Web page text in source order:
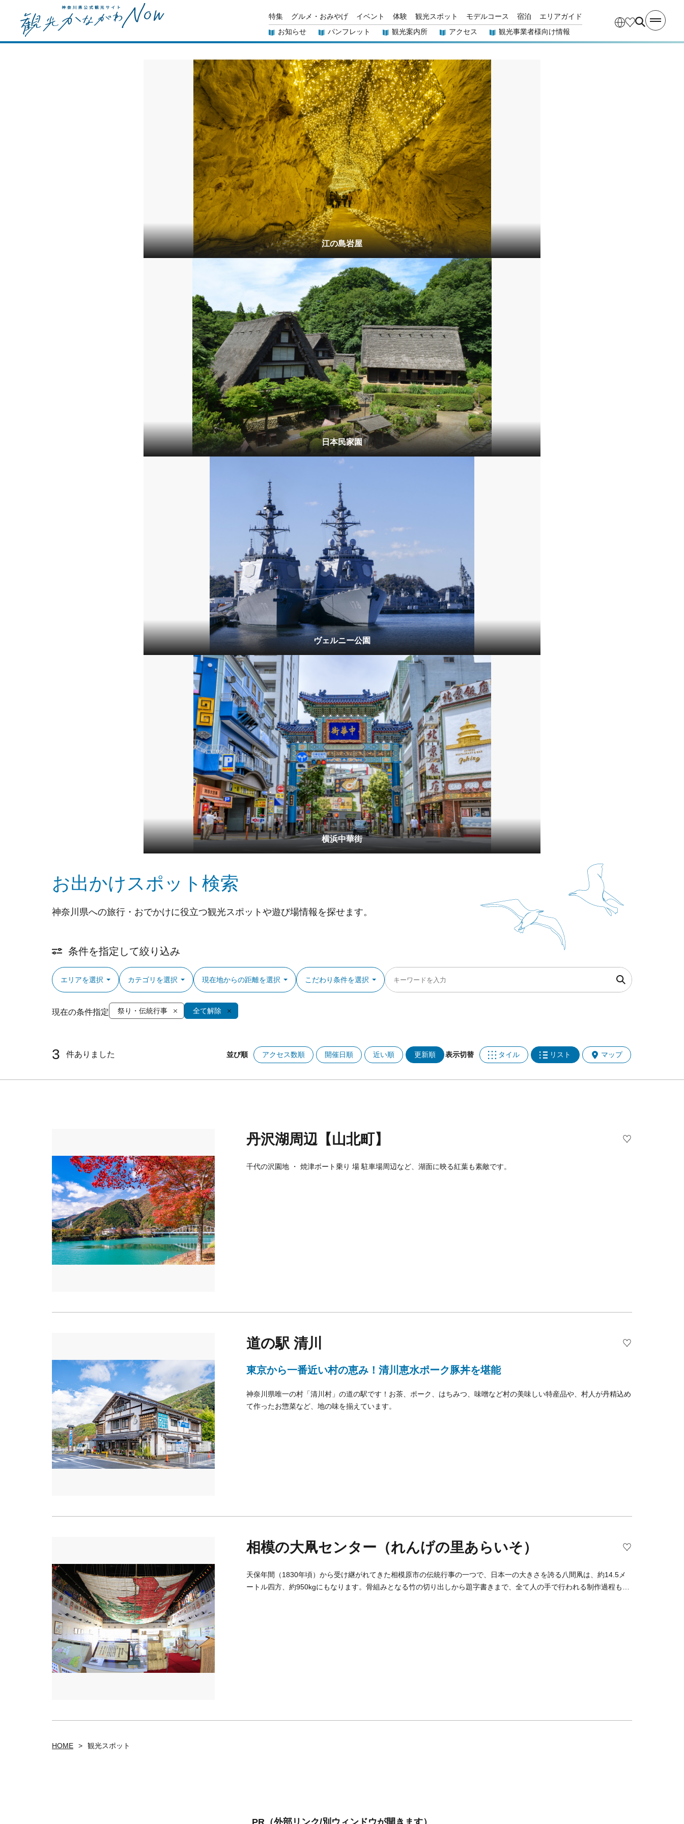
特集 グルメ・おみやげ イベント 体験 観光スポット モデルコース 宿泊
エリアガイド
お知らせ
パンフレット 観光案内所 アクセス 観光事業者様向け情報
江の島岩屋
日本民家園
ヴェルニー公園
横浜中華街
お出かけスポット検索
神奈川県への旅行・おでかけに役立つ観光スポットや遊び場情報を探せます。
条件を指定して絞り込み
エリアを選択 カテゴリを選択 現在地からの距離を選択 こだわり条件を選択
現在の条件指定 祭り・伝統行事 全て解除
3 件ありました 並び順 アクセス数順 開催日順 近い順 更新順 表示切替 タイル リスト マップ
丹沢湖周辺【山北町】
千代の沢園地 ・ 焼津ボート乗り 場 駐車場周辺など、湖面に映る紅葉も素敵です。
道の駅 清川
東京から一番近い村の恵み！清川恵水ポーク豚丼を堪能
神奈川県唯一の村「清川村」の道の駅です！お茶、ポーク、はちみつ、味噌など村の美味しい特産品や、村人が丹精込め
て作ったお惣菜など、地の味を揃えています。
相模の大凧センター（れんげの里あらいそ）
天保年間（1830年頃）から受け継がれてきた相模原市の伝統行事の一つで、日本一の大きさを誇る八間凧は、約14.5メ
ートル四方、約950kgにもなります。骨組みとなる竹の切り出しから題字書きまで、全て人の手で行われる制作過程も見
HOME 観光スポット
PR（外部リンク/別ウィンドウが開きます）